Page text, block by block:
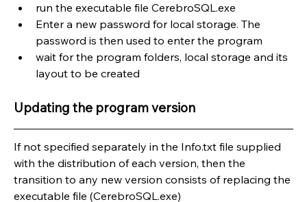
run the executable file CerebroSQL.exe
Enter a new password for local storage. The
password is then used to enter the program
wait for the program folders, local storage and its
layout to be created
Updating the program version
If not specified separately in the Info.txt file supplied
with the distribution of each version, then the
transition to any new version consists of replacing the
executable file (CerebroSQL.exe)